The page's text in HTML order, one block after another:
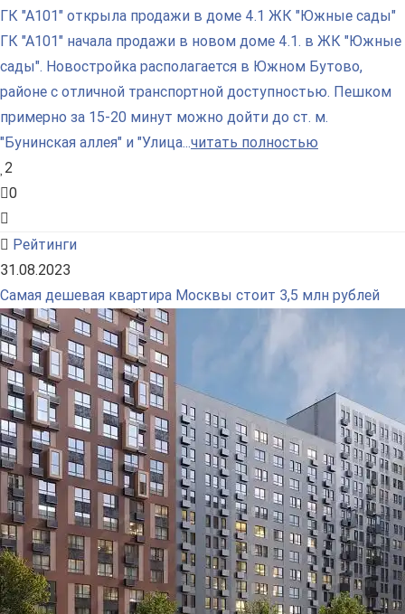
ГК "А101" открыла продажи в доме 4.1 ЖК "Южные сады"
ГК "А101" начала продажи в новом доме 4.1. в ЖК "Южные
сады". Новостройка располагается в Южном Бутово,
районе с отличной транспортной доступностью. Пешком
примерно за 15-20 минут можно дойти до ст. м.
"Бунинская аллея" и "Улица...читать полностью
2
0
Рейтинги
31.08.2023
Самая дешевая квартира Москвы стоит 3,5 млн рублей